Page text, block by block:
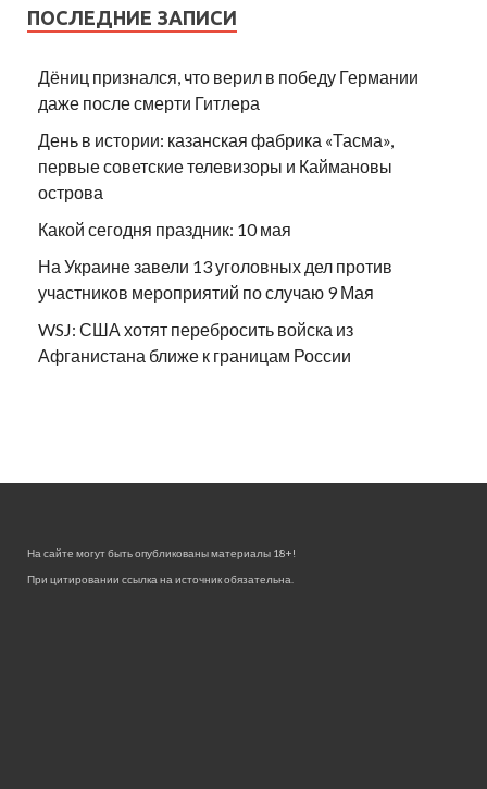
ПОСЛЕДНИЕ ЗАПИСИ
Дёниц признался, что верил в победу Германии
даже после смерти Гитлера
День в истории: казанская фабрика «Тасма»,
первые советские телевизоры и Каймановы
острова
Какой сегодня праздник: 10 мая
На Украине завели 13 уголовных дел против
участников мероприятий по случаю 9 Мая
WSJ: США хотят перебросить войска из
Афганистана ближе к границам России
На сайте могут быть опубликованы материалы 18+!
При цитировании ссылка на источник обязательна.